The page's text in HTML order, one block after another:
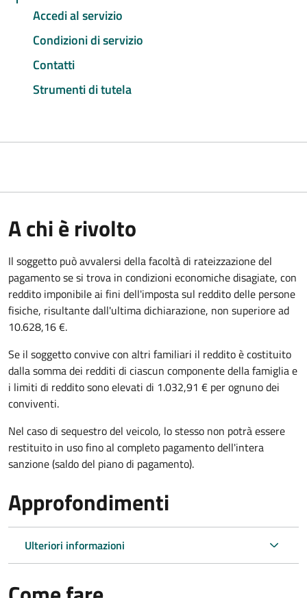
Accedi al servizio
Condizioni di servizio
Contatti
Strumenti di tutela
A chi è rivolto
Il soggetto può avvalersi della facoltà di rateizzazione del
pagamento se si trova in condizioni economiche disagiate, con
reddito imponibile ai fini dell'imposta sul reddito delle persone
fisiche, risultante dall'ultima dichiarazione, non superiore ad
10.628,16 €.
Se il soggetto convive con altri familiari il reddito è costituito
dalla somma dei redditi di ciascun componente della famiglia e
i limiti di reddito sono elevati di 1.032,91 € per ognuno dei
conviventi.
Nel caso di sequestro del veicolo, lo stesso non potrà essere
restituito in uso fino al completo pagamento dell'intera
sanzione (saldo del piano di pagamento).
Approfondimenti
Ulteriori informazioni